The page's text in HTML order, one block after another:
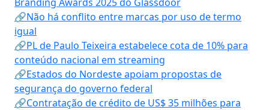
🔗Não há conflito entre marcas por uso de termo
igual
🔗PL de Paulo Teixeira estabelece cota de 10% para
conteúdo nacional em streaming
🔗Estados do Nordeste apoiam propostas de
segurança do governo federal
🔗Contratação de crédito de US$ 35 milhões para